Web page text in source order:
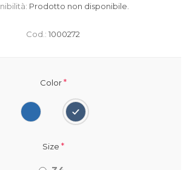
Prodotto non disponibile.
Cod.: 1000272
Color*
Size *